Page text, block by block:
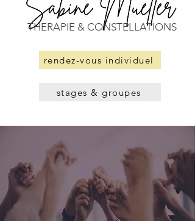
THERAPIE & CONSTELLATIONS
rendez-vous individuel
stages & groupes